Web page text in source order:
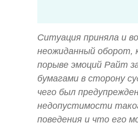
Ситуация приняла и
неожиданный оборот,
порыве эмоций Райт
бумагами в сторону
чего был
недопустимости
поведения и что его